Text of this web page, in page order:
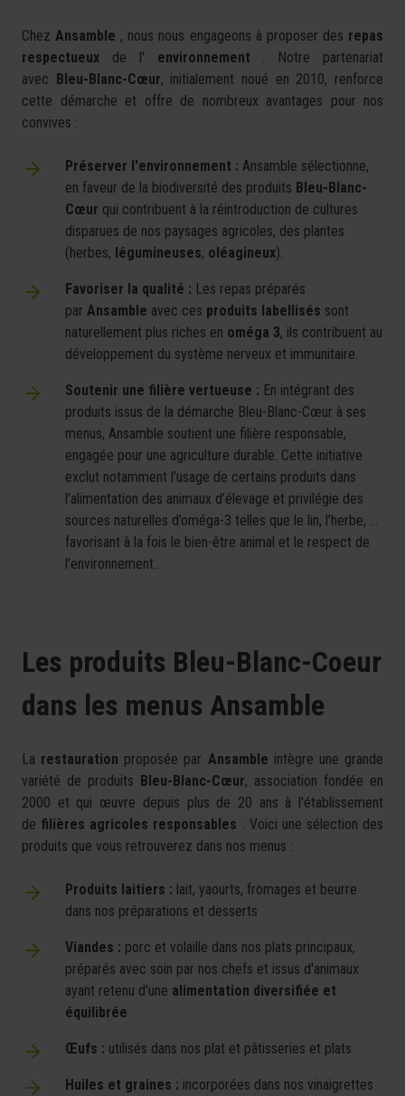
ChezAnsamble , nous nous engageons à proposer des repas
respectueux de l' environnement . Notre partenariat
avec Bleu-Blanc-Cœur, initialement noué en 2010, renforce
cette démarche et offre de nombreux avantages pour nos
convives :
Préserver l'environnement : Ansamble sélectionne,
en faveur de la biodiversité des produits Bleu-Blanc-
Cœur qui contribuent à la réintroduction de cultures
disparues de nos paysages agricoles, des plantes
(herbes, légumineuses, oléagineux).
Favoriser la qualité : Les repas préparés
par Ansamble avec ces produits labellisés sont
naturellement plus riches en oméga 3, ils contribuent au
développement du système nerveux et immunitaire.
Soutenir une filière vertueuse : En intégrant des
produits issus de la démarche Bleu-Blanc-Cœur à ses
menus, Ansamble soutient une filière responsable,
engagée pour une agriculture durable. Cette initiative
exclut notamment l’usage de certains produits dans
l’alimentation des animaux d’élevage et privilégie des
sources naturelles d’oméga-3 telles que le lin, l’herbe, …
favorisant à la fois le bien-être animal et le respect de
l’environnement..
Les produits Bleu-Blanc-Coeur
dans les menus Ansamble
La restauration proposée par Ansamble intègre une grande
variété de produits Bleu-Blanc-Cœur, association fondée en
2000 et qui œuvre depuis plus de 20 ans à l'établissement
de filières agricoles responsables . Voici une sélection des
produits que vous retrouverez dans nos menus :
Produits laitiers : lait, yaourts, fromages et beurre
dans nos préparations et desserts
Viandes : porc et volaille dans nos plats principaux,
préparés avec soin par nos chefs et issus d'animaux
ayant retenu d'une alimentation diversifiée et
équilibrée
Œufs : utilisés dans nos plat et pâtisseries et plats
Huiles et graines : incorporées dans nos vinaigrettes